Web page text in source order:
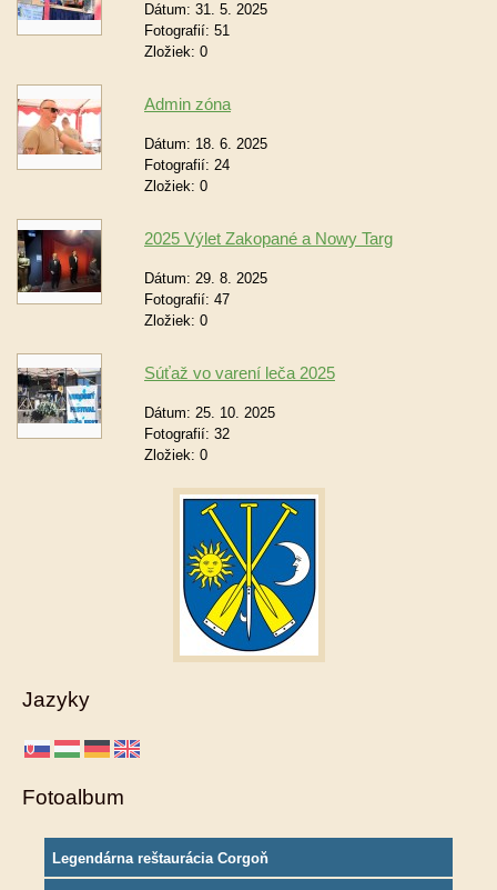
Dátum: 31. 5. 2025
Fotografií: 51
Zložiek: 0
Admin zóna
Dátum: 18. 6. 2025
Fotografií: 24
Zložiek: 0
2025 Výlet Zakopané a Nowy Targ
Dátum: 29. 8. 2025
Fotografií: 47
Zložiek: 0
Súťaž vo varení leča 2025
Dátum: 25. 10. 2025
Fotografií: 32
Zložiek: 0
Jazyky
Fotoalbum
Legendárna reštaurácia Corgoň